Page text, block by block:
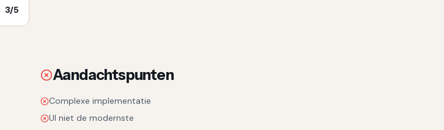
3/5
Aandachtspunten
Complexe implementatie
UI niet de modernste